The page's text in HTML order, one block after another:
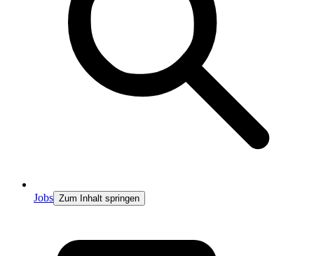
Jobs Zum Inhalt springen